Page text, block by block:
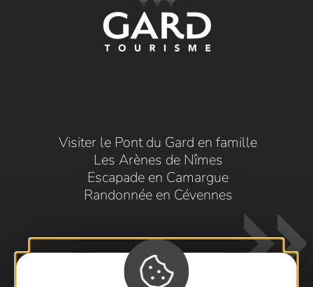
Visiter le Pont du Gard en famille
Les Arènes de Nîmes
Escapade en Camargue
Randonnée en Cévennes